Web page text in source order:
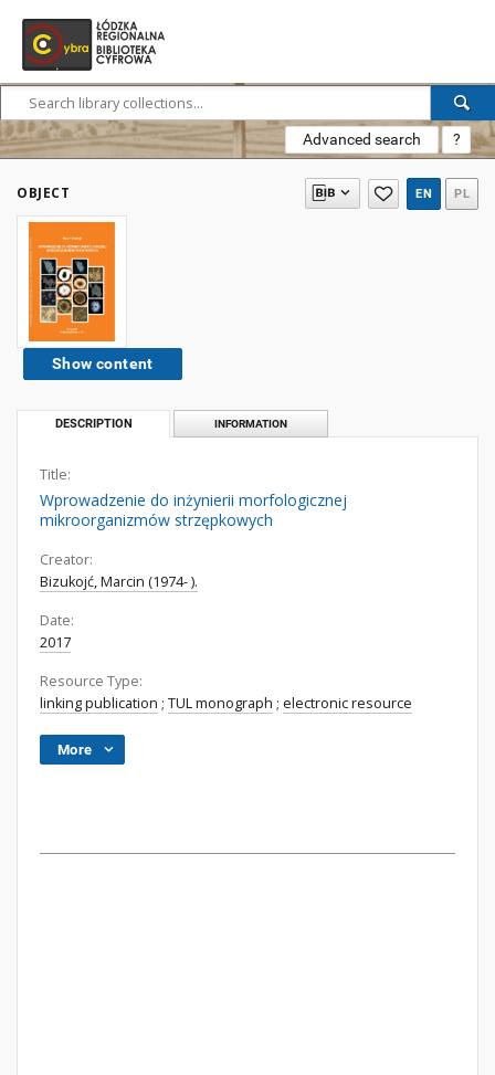
Advanced search ?
OBJECT EN PL
Show content
DESCRIPTION INFORMATION
Title:
Wprowadzenie do inżynierii morfologicznej
mikroorganizmów strzępkowych
Creator:
Bizukojć, Marcin (1974- ).
Date:
2017
Resource Type:
linking publication ; TUL monograph ; electronic resource
More